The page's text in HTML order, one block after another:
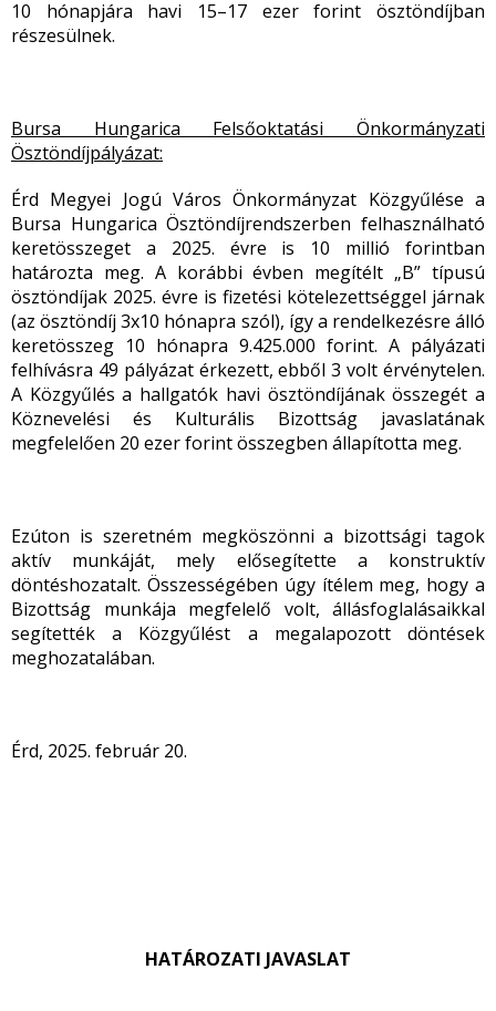
10 hónapjára havi 15–17 ezer forint ösztöndíjban
részesülnek.
Bursa Hungarica Felsőoktatási Önkormányzati
Ösztöndíjpályázat:
Érd Megyei Jogú Város Önkormányzat Közgyűlése a
Bursa Hungarica Ösztöndíjrendszerben felhasználható
keretösszeget a 2025. évre is 10 millió forintban
határozta meg. A korábbi évben megítélt „B” típusú
ösztöndíjak 2025. évre is fizetési kötelezettséggel járnak
(az ösztöndíj 3x10 hónapra szól), így a rendelkezésre álló
keretösszeg 10 hónapra 9.425.000 forint. A pályázati
felhívásra 49 pályázat érkezett, ebből 3 volt érvénytelen.
A Közgyűlés a hallgatók havi ösztöndíjának összegét a
Köznevelési és Kulturális Bizottság javaslatának
megfelelően 20 ezer forint összegben állapította meg.
Ezúton is szeretném megköszönni a bizottsági tagok
aktív munkáját, mely elősegítette a konstruktív
döntéshozatalt. Összességében úgy ítélem meg, hogy a
Bizottság munkája megfelelő volt, állásfoglalásaikkal
segítették a Közgyűlést a megalapozott döntések
meghozatalában.
Érd, 2025. február 20.
HATÁROZATI JAVASLAT